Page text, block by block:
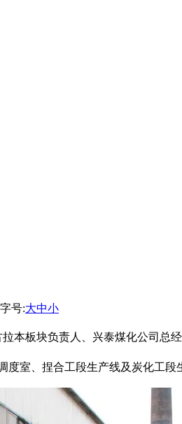
字号:大中小
本板块负责人、兴泰煤化公司总经
度室、捏合工段生产线及炭化工